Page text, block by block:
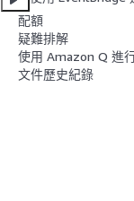
配額
疑難排解
使用 Amazon Q 進
文件歷史紀錄